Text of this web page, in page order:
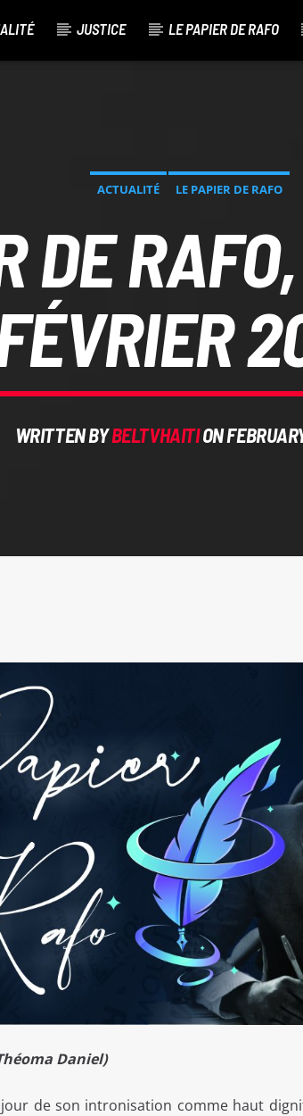
JUSTICE LE PAPIER DE RAFO
ACTUALITÉ LE PAPIER DE RAFO
DE
WRITTEN BYBELTVHAITION
Daniel)
jour de son intronisation comme haut